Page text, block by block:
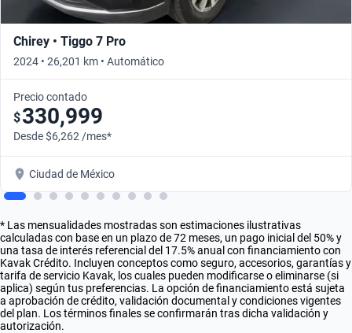
Chirey • Tiggo 7 Pro
2024 • 26,201 km • Automático
Precio contado
$330,999
Desde $6,262 /mes*
Ciudad de México
* Las mensualidades mostradas son estimaciones ilustrativas
calculadas con base en un plazo de 72 meses, un pago inicial del 50% y
una tasa de interés referencial del 17.5% anual con financiamiento con
Kavak Crédito. Incluyen conceptos como seguro, accesorios, garantías y
tarifa de servicio Kavak, los cuales pueden modificarse o eliminarse (si
aplica) según tus preferencias. La opción de financiamiento está sujeta
a aprobación de crédito, validación documental y condiciones vigentes
del plan. Los términos finales se confirmarán tras dicha validación y
autorización.